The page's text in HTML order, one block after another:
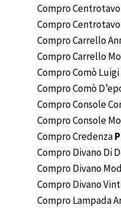
Compro
Compro
Compro Carrello
Compro Carrello
Compro Comò Luigi
Compro Comò
Compro Console
Compro Console
Compro Credenza
Compro Divano Di
Compro Divano
Compro Divano
Compro Lampada